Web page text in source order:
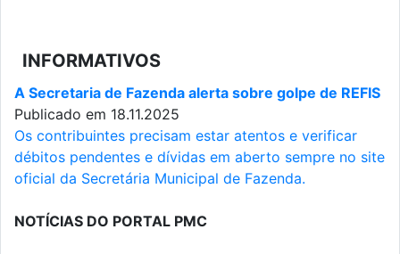
INFORMATIVOS
A Secretaria de Fazenda alerta sobre golpe de REFIS
Publicado em 18.11.2025
Os contribuintes precisam estar atentos e verificar
débitos pendentes e dívidas em aberto sempre no site
oficial da Secretária Municipal de Fazenda.
NOTÍCIAS DO PORTAL PMC